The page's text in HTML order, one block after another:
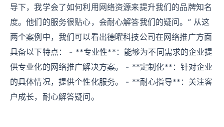
导下，我学会了如何利用网络资源来提升我们的品牌知名
度。他们的服务很贴心，会耐心解答我们的疑问。” 从这
两个案例中，我们可以看出德曜科技公司在网络推广方面
具备以下特点： - **专业性**：能够为不同需求的企业提
供专业化的网络推广解决方案。 - **定制化**：针对企业
的具体情况，提供个性化服务。 - **耐心指导**：关注客
户成长，耐心解答疑问。